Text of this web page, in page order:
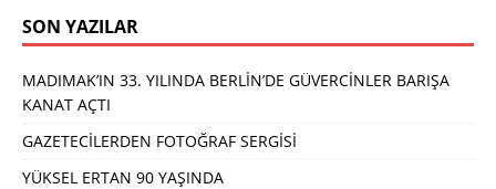
SON YAZILAR
MADIMAK’IN 33. YILINDA BERLİN’DE GÜVERCİNLER BARIŞA
KANAT AÇTI
GAZETECİLERDEN FOTOĞRAF SERGİSİ
YÜKSEL ERTAN 90 YAŞINDA